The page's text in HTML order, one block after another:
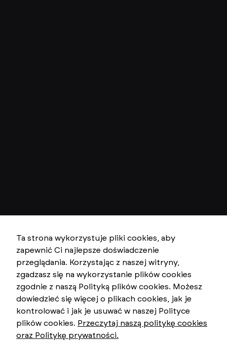
Ta strona wykorzystuje pliki cookies, aby
zapewnić Ci najlepsze doświadczenie
przeglądania. Korzystając z naszej witryny,
zgadzasz się na wykorzystanie plików cookies
zgodnie z naszą Polityką plików cookies. Możesz
dowiedzieć się więcej o plikach cookies, jak je
kontrolować i jak je usuwać w naszej Polityce
plików cookies. Przeczytaj naszą politykę cookies
oraz Politykę prywatności.